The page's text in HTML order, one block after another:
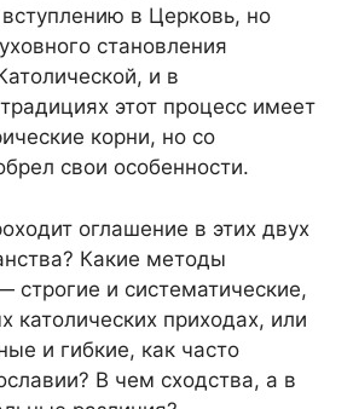
в Церковь, но
становления
и в
этот процесс имеет
корни, но со
свои особенности.
оглашение в этих двух
Какие методы
строгие и систематические,
католических приходах, или
и гибкие, как часто
В чем сходства, а в